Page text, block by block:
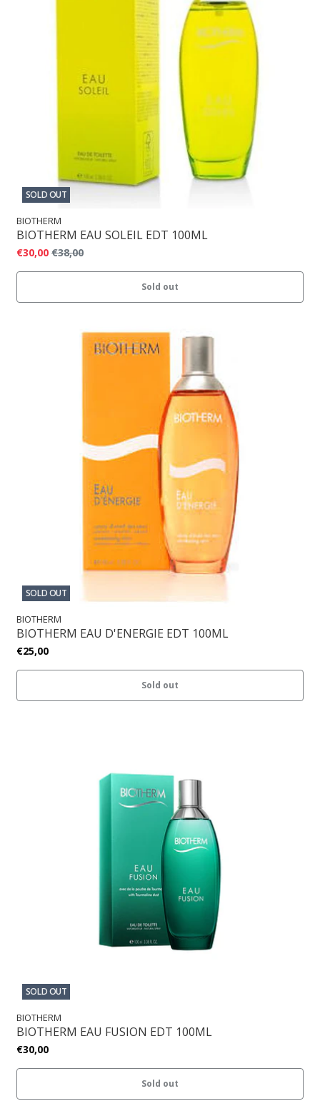
SOLD OUT
BIOTHERM
BIOTHERM EAU SOLEIL EDT 100ML
€30,00 €38,00
Sold out
SOLD OUT
BIOTHERM
BIOTHERM EAU D'ENERGIE EDT 100ML
€25,00
Sold out
SOLD OUT
BIOTHERM
BIOTHERM EAU FUSION EDT 100ML
€30,00
Sold out